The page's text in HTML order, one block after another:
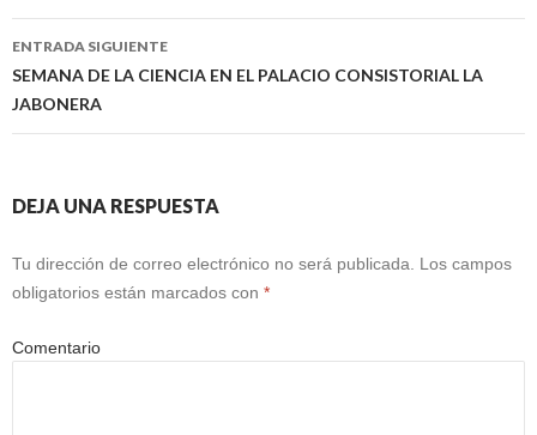
entradas
ENTRADA SIGUIENTE
SEMANA DE LA CIENCIA EN EL PALACIO CONSISTORIAL LA
JABONERA
DEJA UNA RESPUESTA
Tu dirección de correo electrónico no será publicada.
Los campos
obligatorios están marcados con *
Comentario